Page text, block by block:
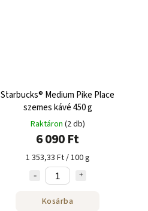
Starbucks® Medium Pike Place
szemes kávé 450 g
Raktáron (2 db)
6 090 Ft
1 353,33 Ft / 100 g
Kosárba